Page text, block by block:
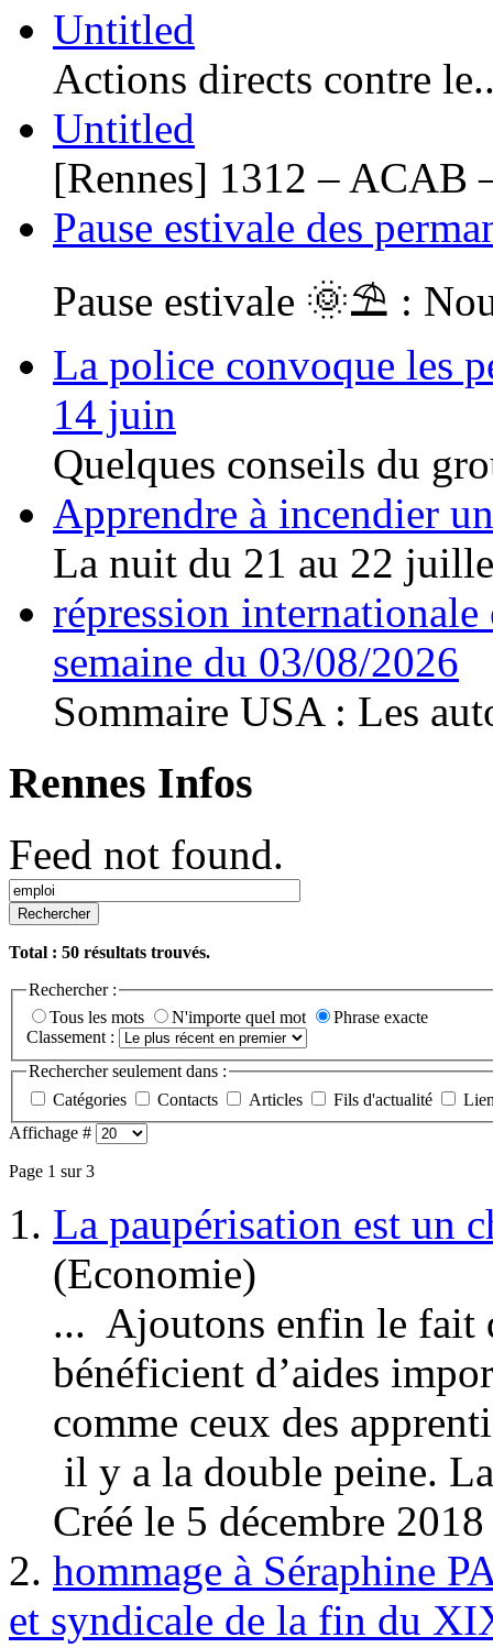
Untitled
Actions directs contre
Untitled
[Rennes] 1312 – ACAB
Pause estivale des
Pause estivale 🌞⛱ :
La police convoque les
14 juin
Quelques conseils du
Apprendre à incendier
La nuit du 21 au 22
répression
semaine du 03/08/2026
Sommaire USA : Les
Rennes Infos
Feed not found.
Rechercher
Total : 50 résultats trouvés.
Rechercher :
Tous les mots
N'importe quel mot
Phrase exacte
Classement :
Rechercher seulement dans :
Catégories
Contacts Articles Fils d'actualité
Affichage #
Page 1 sur 3
1. La paupérisation est un
(Economie)
... Ajoutons enfin le fait
bénéficient d’aides
comme ceux des
il y a la double peine.
Créé le 5 décembre 2018
2. hommage à Séraphine
et syndicale de la fin du